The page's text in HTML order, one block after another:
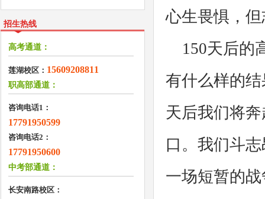
招生热线
高考通道：
莲湖校区： 15609208811
职高部通道：
咨询电话1：
17791950599
咨询电话2：
17791950600
中考部通道：
长安南路校区：
心生畏惧，
150天后的
有什么样的
天后我们将
口。我们斗
一场短暂的